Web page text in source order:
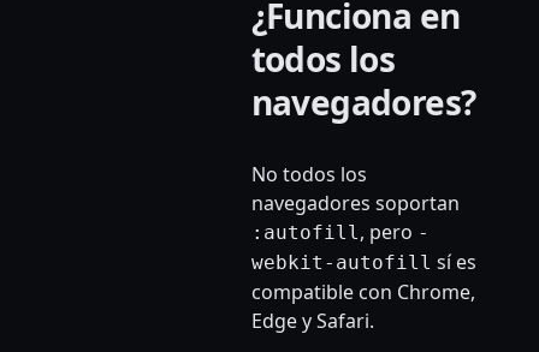
¿Funciona en
todos los
navegadores?
No todos los
navegadores soportan
:autofill, pero -
webkit-autofill sí es
compatible con Chrome,
Edge y Safari.